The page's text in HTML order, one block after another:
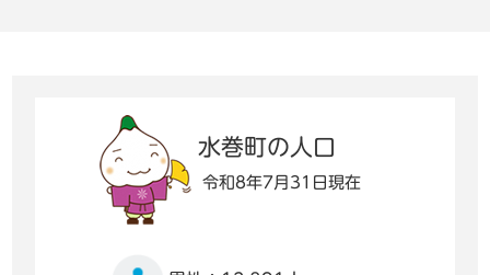
水巻町の人口
令和8年7月31日現在